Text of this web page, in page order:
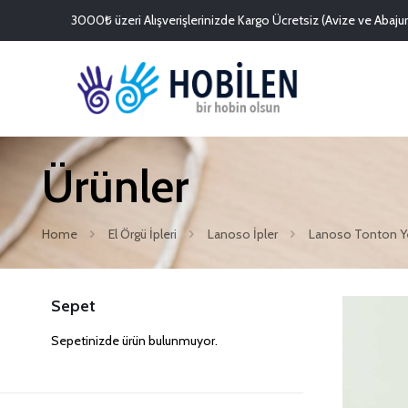
3000₺ üzeri Alışverişlerinizde Kargo Ücretsiz (Avize ve
Ürünler
Home El Örgü İpleri Lanoso İpler Lanoso Tonton
Sepet
Sepetinizde ürün bulunmuyor.